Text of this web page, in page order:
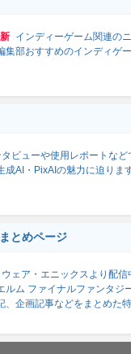
インディーゲーム関連の
集部おすすめのインディゲ
タビューや使用レポートな
成AI・PixAIの魅力に迫りま
とめページ
ウェア・エニックスより配
ルム ファイナルファンタジ
、企画記事などをまとめた